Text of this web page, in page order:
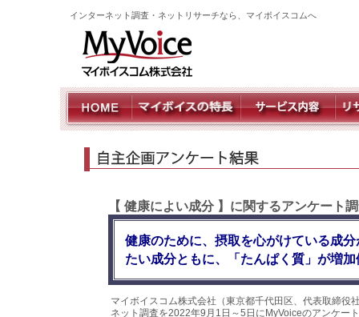
インターネット調査・ネットリサーチなら、マイボイスコムへ
【 健康によい成分 】に関するアンケート
健康のために、摂取を心がけている成
たい成分ともに、「たんぱく質」が増加
マイボイスコム株式会社（東京都千代田区、代表取締
ネット調査を2022年9月1日～5日にMyVoiceのアンケー